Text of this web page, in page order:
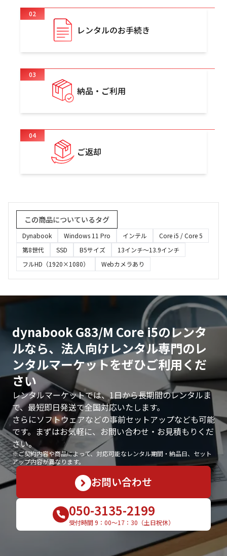
02
レンタルのお手続き
03
納品・ご利用
04
ご返却
この商品についているタグ
Dynabook Windows 11 Pro インテル
Core i5 / Core 5
第8世代
SSD B5サイズ
13インチ～13.9インチ
フルHD（1920×1080）
Webカメラあり
dynabook G83/M Core i5のレンタ
ルなら、法人向けレンタル専門のレ
ンタルマーケットをぜひご利用くだ
さい
レンタルマーケットでは、1日から長期間のレンタルま
で、最短即日発送で全国対応いたします。
さらにソフトウェアなどの事前セットアップなども可能
です。まずはお気軽に、お問い合わせ・お見積もりくだ
さい。
※ご契約内容や商品によって、対応可能なレンタル期間・納品日、セット
アップ内容が異なります。
お問い合わせ
050-3135-2199
受付時間 9：00〜17：30（土日祝休）